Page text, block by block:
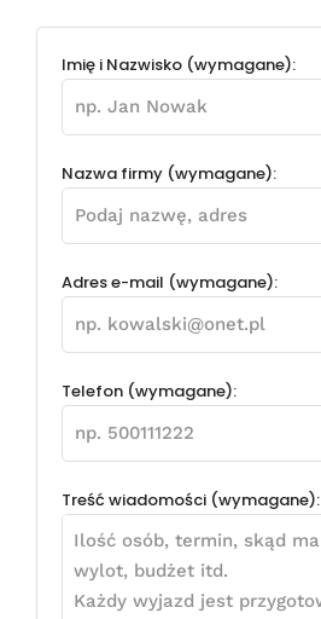
Imię i Nazwisko (wymagane):
Nazwa firmy (wymagane):
Adres e-mail (wymagane):
Telefon (wymagane):
Treść wiadomości (wymagane):